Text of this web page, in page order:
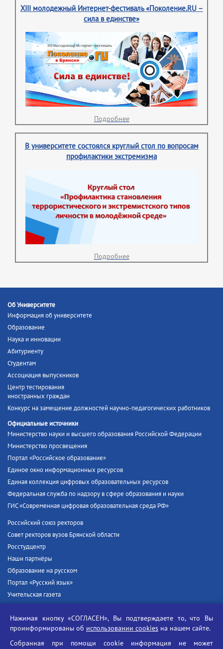
XIII молодежный Интернет-фестиваль «Поколение.RU –
сила в единстве»
Подробнее
В университете состоялся круглый стол по вопросам
профилактики экстремизма
Подробнее
Об Университете
Информация об университете
Образование
Наука и инновации
Абитуриенту
Студентам
Ассоциация выпускников
Центр тестирования
иностранных граждан
Конкурс на замещение должностей научно-педагогических работников
Официальные источники
Министерство науки и высшего образования Российской Федерации
Министерство просвещения
Портал «Российское образование»
Единое окно информационных ресурсов
Единая коллекция цифровых образовательных ресурсов
Федеральная служба по надзору в сфере образования и науки
ГИС «Современная цифровая образовательная среда РФ»
Российский союз ректоров
Совет ректоров вузов Брянской области
Росстудцентр
Наши партнёры
Образование на русском
Портал «Русский язык»
Учительская газета
Единый портал государственных услуг
Нажимая кнопку «СОГЛАСЕН», Вы подтверждаете то, что Вы
проинформированы об использовании cookies на нашем сайте.
Собранная при помощи cookie информация не может